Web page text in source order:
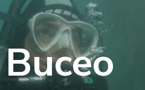
Buceo